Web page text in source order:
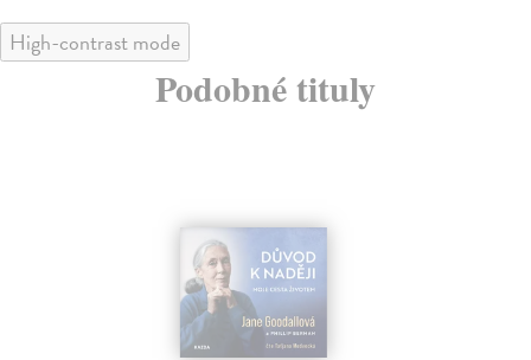
High-contrast mode
Podobné tituly